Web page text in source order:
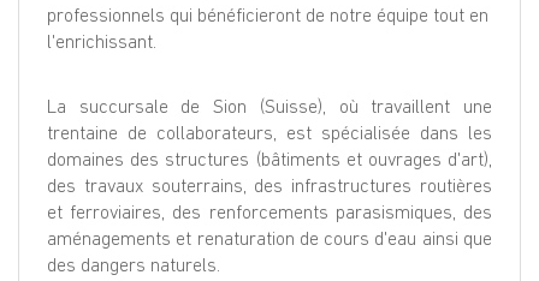
professionnels qui bénéficieront de notre équipe tout en
l'enrichissant.
La succursale de Sion (Suisse), où travaillent une
trentaine de collaborateurs, est spécialisée dans les
domaines des structures (bâtiments et ouvrages d'art),
des travaux souterrains, des infrastructures routières
et ferroviaires, des renforcements parasismiques, des
aménagements et renaturation de cours d'eau ainsi que
des dangers naturels.